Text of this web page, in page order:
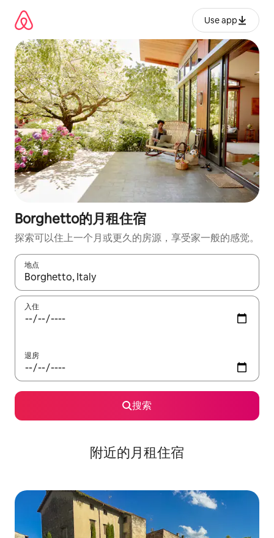
Use app
Borghetto的月租住宿
探索可以住上一个月或更久的房源，享受家一般的感觉。
地点
如有搜索结果，请使用上下方向键查看，或通过点击或滑动手势
入住
退房
搜索
附近的月租住宿